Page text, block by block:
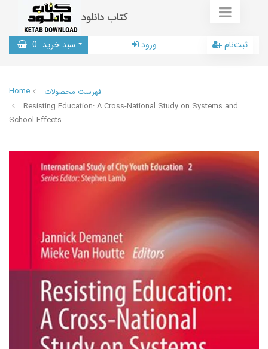
کتاب دانلود
سبد خرید 0 ورود ثبت‌نام
Home
فهرست محصولات
Resisting Education: A Cross-National Study on Systems and
School Effects